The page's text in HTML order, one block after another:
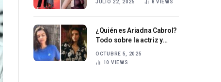
JULIO 22, 2025 8 VIEWS
¿Quién es Ariadna Cabrol?
Todo sobre la actriz y
Cabrol
OCTUBRE 5, 2025
10 VIEWS